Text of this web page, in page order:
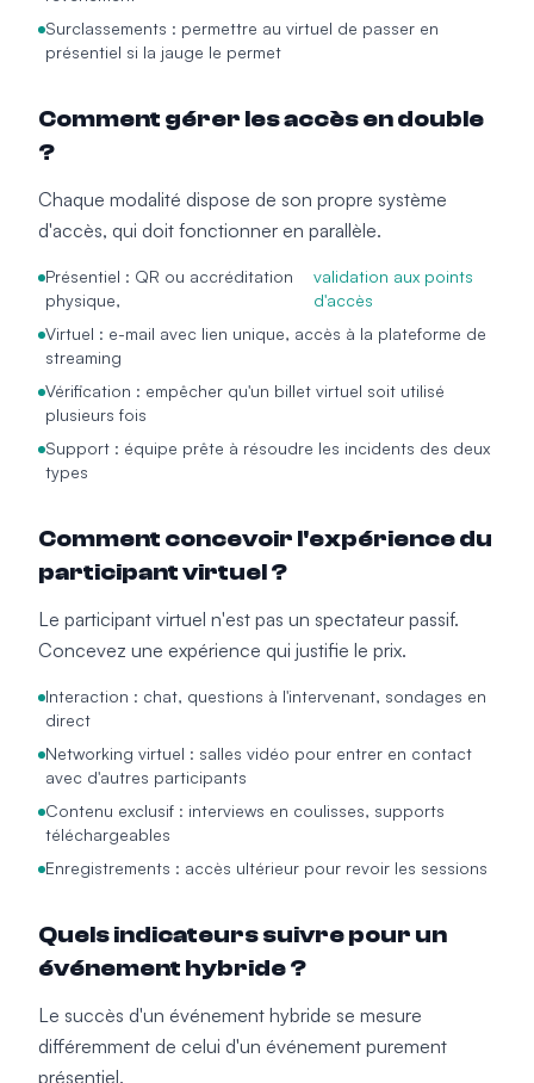
Surclassements : permettre au virtuel de passer en
présentiel si la jauge le permet
Comment gérer les accès en double
?
Chaque modalité dispose de son propre système
d'accès, qui doit fonctionner en parallèle.
Présentiel : QR ou accréditation
physique,
validation aux points
d'accès
Virtuel : e-mail avec lien unique, accès à la plateforme de
streaming
Vérification : empêcher qu'un billet virtuel soit utilisé
plusieurs fois
Support : équipe prête à résoudre les incidents des deux
types
Comment concevoir l'expérience du
participant virtuel ?
Le participant virtuel n'est pas un spectateur passif.
Concevez une expérience qui justifie le prix.
Interaction : chat, questions à l'intervenant, sondages en
direct
Networking virtuel : salles vidéo pour entrer en contact
avec d'autres participants
Contenu exclusif : interviews en coulisses, supports
téléchargeables
Enregistrements : accès ultérieur pour revoir les sessions
Quels indicateurs suivre pour un
événement hybride ?
Le succès d'un événement hybride se mesure
différemment de celui d'un événement purement
présentiel.